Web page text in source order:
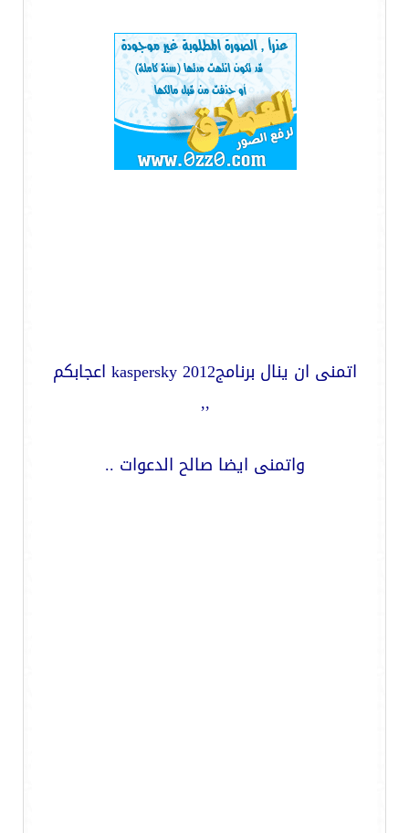
اتمنى ان ينال برنامجkaspersky 2012 اعجابكم
,,
واتمنى ايضا صالح الدعوات ..